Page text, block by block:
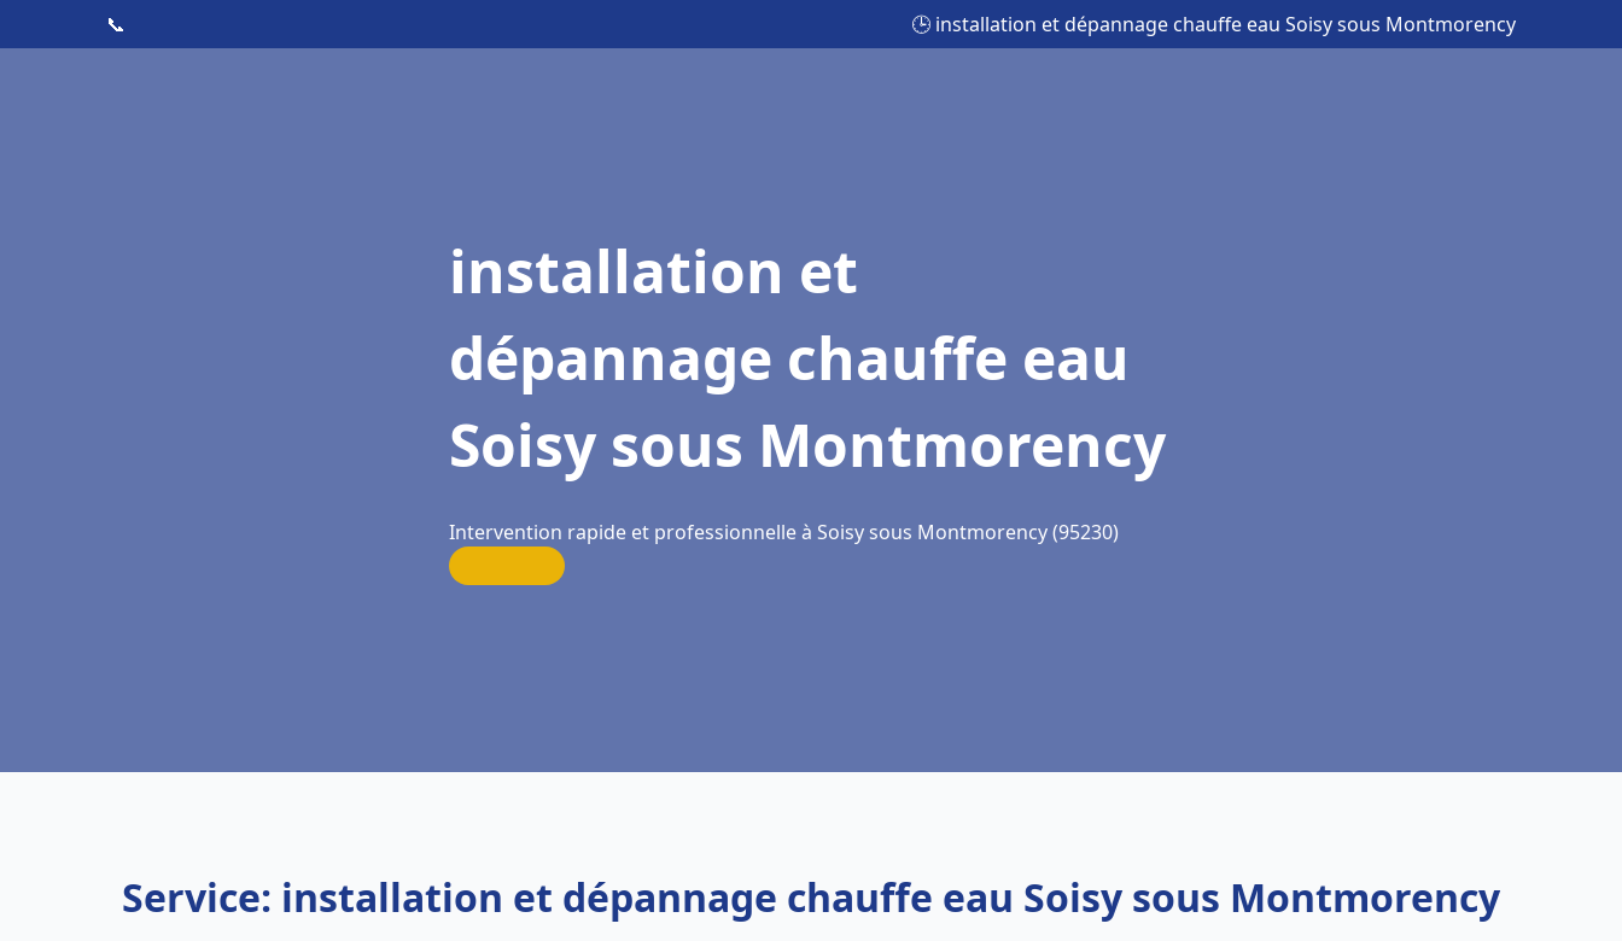
📞 🕒 installation et dépannage chauffe eau Soisy sous Montmorency
installation et
dépannage chauffe eau
Soisy sous Montmorency
Intervention rapide et professionnelle à Soisy sous Montmorency (95230)
Service: installation et dépannage chauffe eau Soisy sous Montmorency